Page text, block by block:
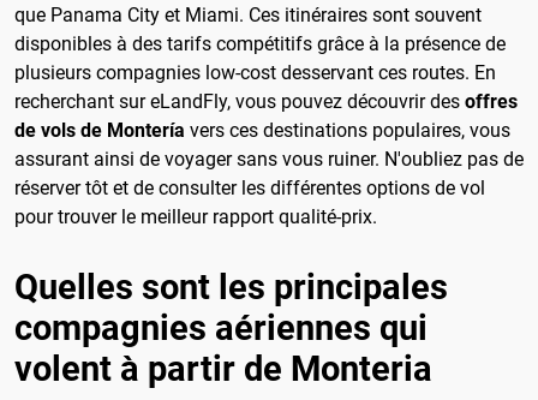
que Panama City et Miami. Ces itinéraires sont souvent
disponibles à des tarifs compétitifs grâce à la présence de
plusieurs compagnies low-cost desservant ces routes. En
recherchant sur eLandFly, vous pouvez découvrir des offres
de vols de Montería vers ces destinations populaires, vous
assurant ainsi de voyager sans vous ruiner. N'oubliez pas de
réserver tôt et de consulter les différentes options de vol
pour trouver le meilleur rapport qualité-prix.
Quelles sont les principales
compagnies aériennes qui
volent à partir de Monteria